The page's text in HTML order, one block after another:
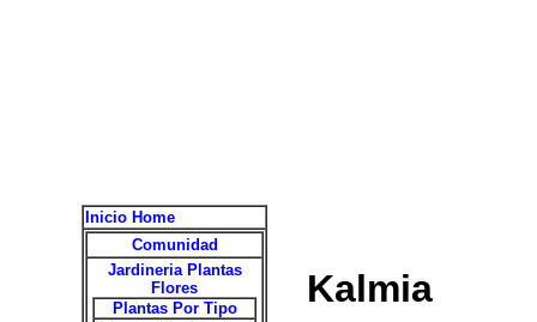
Inicio Home
Comunidad
Jardineria Plantas
Flores
Plantas Por Tipo
Kalmia